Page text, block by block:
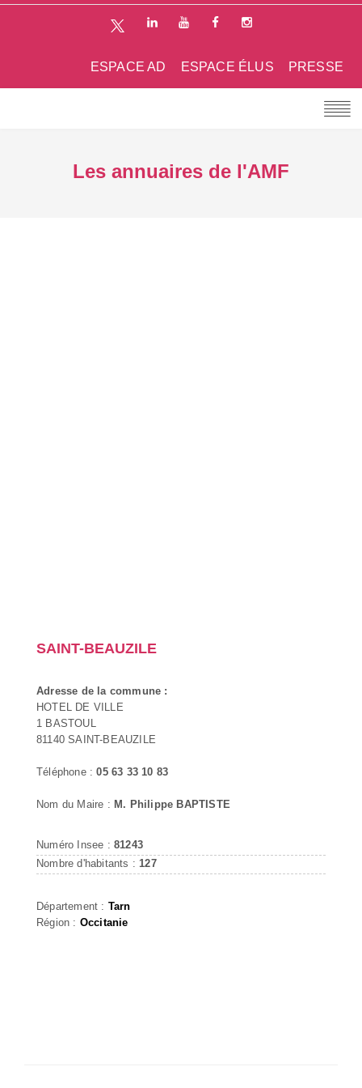
PRESSE
ESPACE ÉLUS
ESPACE AD
Les annuaires de l'AMF
SAINT-BEAUZILE
Adresse de la commune :
HOTEL DE VILLE
1 BASTOUL
81140 SAINT-BEAUZILE
Téléphone :05 63 33 10 83
Nom du Maire : M. Philippe BAPTISTE
Numéro Insee : 81243
Nombre d'habitants : 127
Département : Tarn
Région : Occitanie